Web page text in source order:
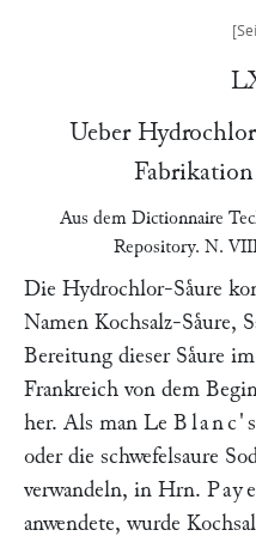
Ueber
Aus dem Dictionnaire
Repository. N.
Die Hydrochlor-Saͤure
Namen Kochsalz-Saͤure,
Bereitung dieser Saͤure
Frankreich von dem
her. Als man Le Blanc's
oder die schwefelsaure
verwandeln, in Hrn.
anwendete, wurde